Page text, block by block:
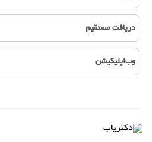
دریافت مستقیم
وب‌اپلیکیشن